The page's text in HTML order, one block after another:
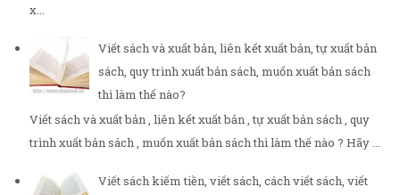
x...
Viết sách và xuất bản, liên kết xuất bản, tự xuất bản
sách, quy trình xuất bản sách, muốn xuất bản sách
thì làm thế nào?
Viết sách và xuất bản , liên kết xuất bản , tự xuất bản sách , quy
trình xuất bản sách , muốn xuất bản sách thì làm thế nào ? Hãy ...
Viết sách kiếm tiền, viết sách, cách viết sách, viết